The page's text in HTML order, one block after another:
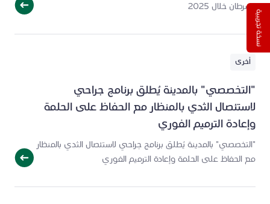
السرطان خلال 2025
أخرى
"التخصصي" بالمدينة يُطلق برنامج جراحي
لاستئصال الثدي بالمنظار مع الحفاظ على الحلمة
وإعادة الترميم الفوري
"التخصصي" بالمدينة يُطلق برنامج جراحي لاستئصال الثدي بالمنظار
مع الحفاظ على الحلمة وإعادة الترميم الفوري
نسخة تجريبية